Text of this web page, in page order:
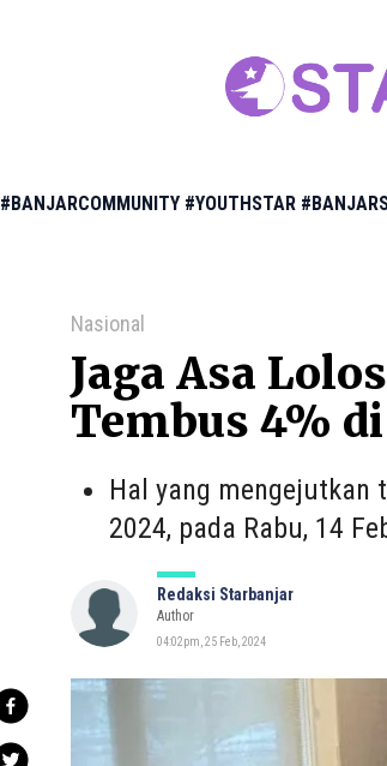
#BANJARCOMMUNITY #YOUTHSTAR
Nasional
Jaga Asa
Tembus 4%
Hal yang mengejutkan
2024, pada Rabu, 14
Redaksi Starbanjar
Author
04:02pm, 25 Feb, 2024